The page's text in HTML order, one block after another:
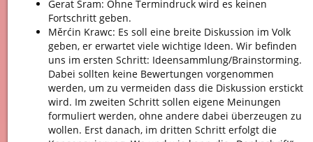
Gerat Šram: Ohne Termindruck wird es keinen
Fortschritt geben.
Měrćin Krawc: Es soll eine breite Diskussion im Volk
geben, er erwartet viele wichtige Ideen. Wir befinden
uns im ersten Schritt: Ideensammlung/Brainstorming.
Dabei sollten keine Bewertungen vorgenommen
werden, um zu vermeiden dass die Diskussion erstickt
wird. Im zweiten Schritt sollen eigene Meinungen
formuliert werden, ohne andere dabei überzeugen zu
wollen. Erst danach, im dritten Schritt erfolgt die